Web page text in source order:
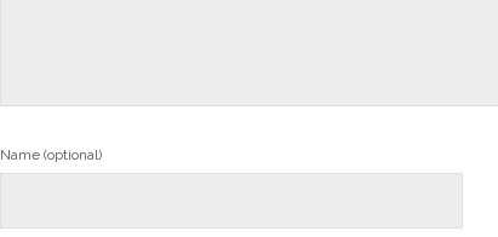
Name (optional)